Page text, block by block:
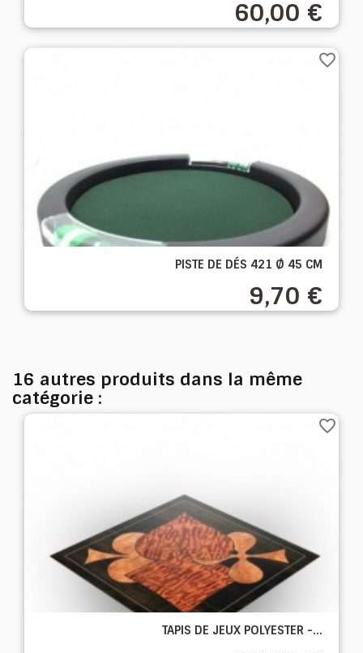
60,00 €
PISTE DE DÉS 421 Ø 45 CM
9,70 €
favorite_border
16 autres produits dans la même
catégorie :
TAPIS DE JEUX POLYESTER -...
favorite_border